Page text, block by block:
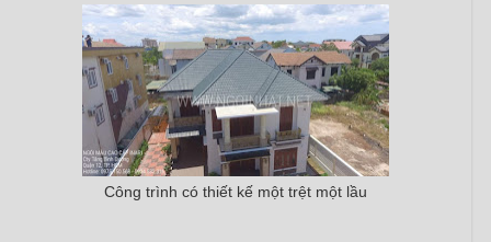
Công trình có thiết kế một trệt một lầu